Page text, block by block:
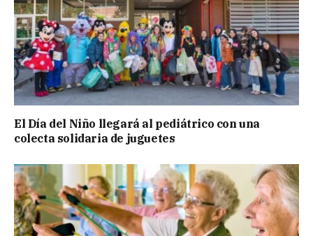
El Día del Niño llegará al pediátrico con una
colecta solidaria de juguetes